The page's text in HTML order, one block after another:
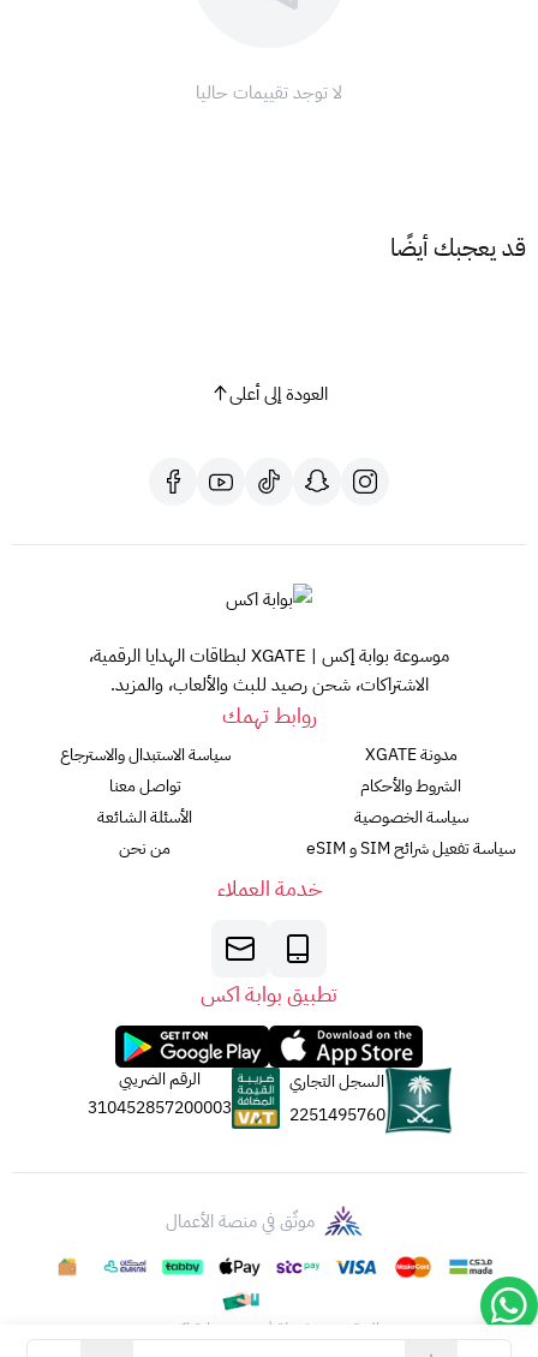
لا توجد تقييمات حاليا
قد يعجبك أيضًا
العودة إلى أعلى
موسوعة بوابة إكس | XGATE لبطاقات الهدايا الرقمية،
الاشتراكات، شحن رصيد للبث والألعاب، والمزيد.
روابط تهمك
مدونة XGATE
الشروط والأحكام
سياسة الخصوصية
سياسة تفعيل شرائح SIM و eSIM
سياسة الاستبدال والاسترجاع
تواصل معنا
الأسئلة الشائعة
من نحن
خدمة العملاء
تطبيق بوابة اكس
السجل التجاري
2251495760
الرقم الضريبي
310452857200003
موثّق في منصة الأعمال
الحقوق محفوظة | 2026 بوابة اكس